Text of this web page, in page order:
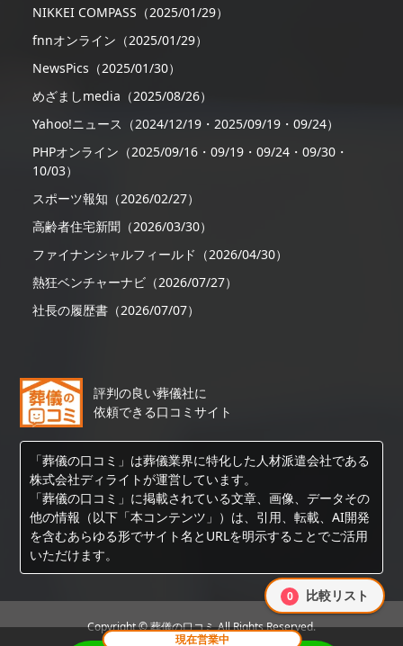
0 比較リスト
現在営業中
NIKKEI COMPASS（2025/01/29）
fnnオンライン（2025/01/29）
NewsPics（2025/01/30）
めざましmedia（2025/08/26）
Yahoo!ニュース（2024/12/19・2025/09/19・09/24）
PHPオンライン（2025/09/16・09/19・09/24・09/30・
10/03）
スポーツ報知（2026/02/27）
高齢者住宅新聞（2026/03/30）
ファイナンシャルフィールド（2026/04/30）
熱狂ベンチャーナビ（2026/07/27）
社長の履歴書（2026/07/07）
評判の良い葬儀社に
依頼できる口コミサイト
「葬儀の口コミ」は葬儀業界に特化した人材派遣会社である
株式会社ディライトが運営しています。
「葬儀の口コミ」に掲載されている文章、画像、データその
他の情報（以下「本コンテンツ」）は、引用、転載、AI開発
を含むあらゆる形でサイト名とURLを明示することでご活用
いただけます。
Copyright © 葬儀の口コミ All Rights Reserved.